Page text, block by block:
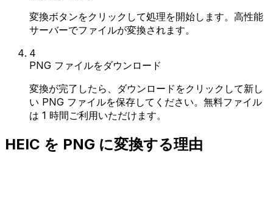
変換ボタンをクリックして処理を開始します。高性能
サーバーでファイルが変換されます。
4
PNG ファイルをダウンロード
変換が完了したら、ダウンロードをクリックして新し
い PNG ファイルを保存してください。無料ファイル
は 1 時間ご利用いただけます。
HEIC を PNG に変換する理由